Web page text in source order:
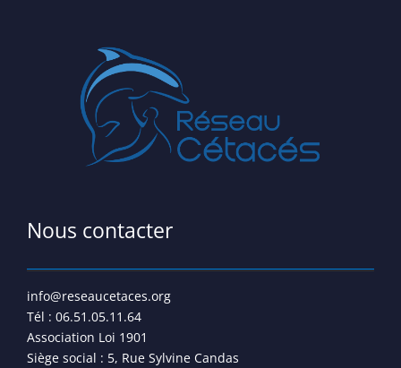
Nous contacter
info@reseaucetaces.org
Tél : 06.51.05.11.64
Association Loi 1901
Siège social : 5, Rue Sylvine Candas